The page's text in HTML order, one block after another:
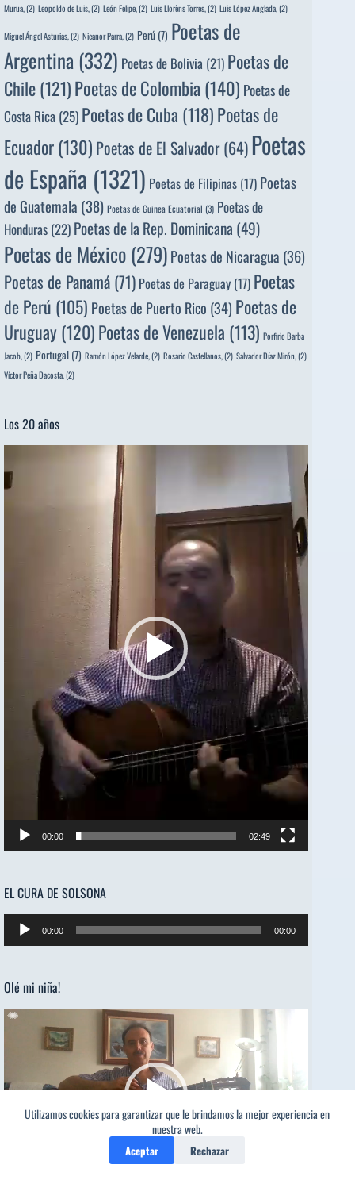
Utilizamos cookies para garantizar que le brindamos la mejor experiencia en
nuestra web.
Aceptar Rechazar
Murua, (2) Leopoldo de Luis, (2) León Felipe, (2) Luis Llorèns Torres, (2) Luis López Anglada, (2)
Miguel Ángel Asturias, (2) Nicanor Parra, (2) Perú (7) Poetas de
Argentina (332) Poetas de Bolivia (21) Poetas de
Chile(121)Poetas de Colombia(140) Poetas de
Costa Rica(25)Poetas de Cuba (118)Poetas de
Ecuador(130) Poetas de El Salvador(64)Poetas
de España (1321) Poetas de Filipinas (17) Poetas
de Guatemala (38) Poetas de Guinea Ecuatorial (3) Poetas de
Honduras (22) Poetas de la Rep. Dominicana (49)
Poetas de México(279)Poetas de Nicaragua (36)
Poetas de Panamá (71) Poetas de Paraguay (17) Poetas
de Perú (105) Poetas de Puerto Rico (34) Poetas de
Uruguay(120)Poetas de Venezuela (113) Porfirio Barba
Jacob, (2) Portugal (7) Ramón López Velarde, (2) Rosario Castellanos, (2) Salvador Díaz Mirón, (2)
Víctor Peña Dacosta, (2)
Los 20 años
de
vídeo
00:00 02:49
EL CURA DE SOLSONA
Reproductor
de
00:00 00:00
Olé mi niña!
Reproductor